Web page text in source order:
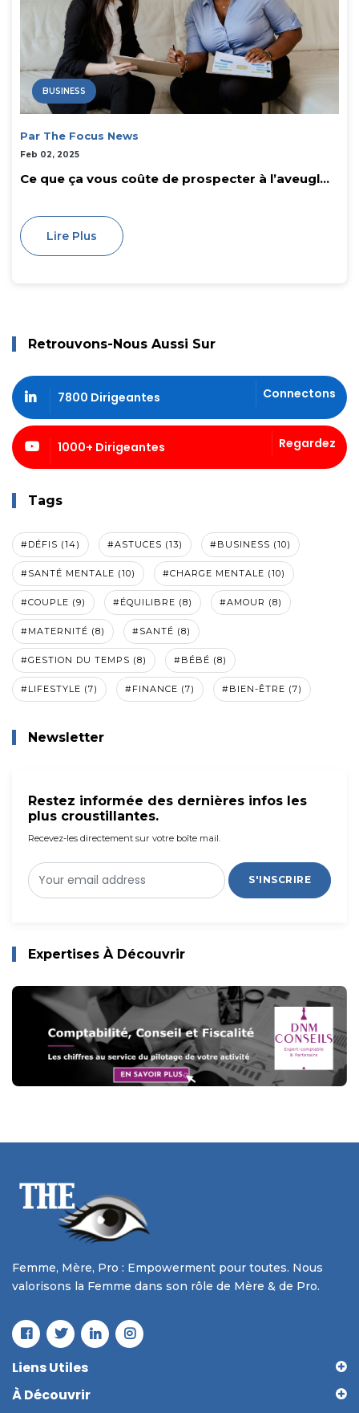
BUSINESS
Par The Focus News
Feb 02, 2025
Ce que ça vous coûte de prospecter à l’aveugl...
Lire Plus
Retrouvons-Nous Aussi Sur
7800 Dirigeantes Connectons
1000+ Dirigeantes Regardez
Tags
#DÉFIS (14) #ASTUCES (13) #BUSINESS (10)
#SANTÉ MENTALE (10) #CHARGE MENTALE (10)
#COUPLE (9) #ÉQUILIBRE (8) #AMOUR (8)
#MATERNITÉ (8) #SANTÉ (8)
#GESTION DU TEMPS (8) #BÉBÉ (8)
#LIFESTYLE (7) #FINANCE (7) #BIEN-ÊTRE (7)
Newsletter
Restez informée des dernières infos les
plus croustillantes.
Recevez-les directement sur votre boîte mail.
S'INSCRIRE
Expertises À Découvrir
Femme, Mère, Pro : Empowerment pour toutes. Nous
valorisons la Femme dans son rôle de Mère & de Pro.
Liens Utiles
À Découvrir